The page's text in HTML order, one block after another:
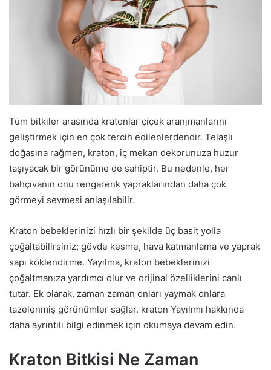
Tüm bitkiler arasında kratonlar çiçek aranjmanlarını
geliştirmek için en çok tercih edilenlerdendir. Telaşlı
doğasına rağmen, kraton, iç mekan dekorunuza huzur
taşıyacak bir görünüme de sahiptir. Bu nedenle, her
bahçıvanın onu rengarenk yapraklarından daha çok
görmeyi sevmesi anlaşılabilir.
Kraton bebeklerinizi hızlı bir şekilde üç basit yolla
çoğaltabilirsiniz; gövde kesme, hava katmanlama ve yaprak
sapı köklendirme. Yayılma, kraton bebeklerinizi
çoğaltmanıza yardımcı olur ve orijinal özelliklerini canlı
tutar. Ek olarak, zaman zaman onları yaymak onlara
tazelenmiş görünümler sağlar. kraton Yayılımı hakkında
daha ayrıntılı bilgi edinmek için okumaya devam edin.
Kraton Bitkisi Ne Zaman